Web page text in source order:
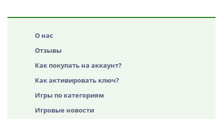
О нас
Отзывы
Как покупать на аккаунт?
Как активировать ключ?
Игры по категориям
Игровые новости